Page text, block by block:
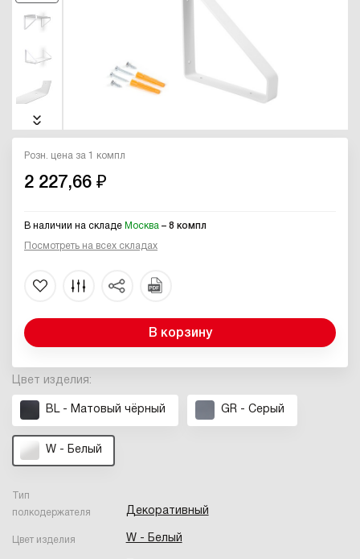
Цвет изделия:
BL - Матовый чёрный GR - Серый
W - Белый
Тип
полкодержателя
Декоративный
Цвет изделия W - Белый
Розн. цена за 1 компл
2 227,66 ₽
В наличии на складе Москва – 8 компл
Посмотреть на всех складах
В корзину